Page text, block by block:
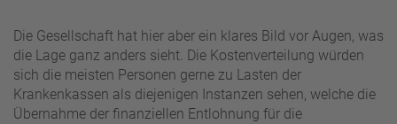
Die Gesellschaft hat hier aber ein klares Bild vor Augen, was
die Lage ganz anders sieht. Die Kostenverteilung würden
sich die meisten Personen gerne zu Lasten der
Krankenkassen als diejenigen Instanzen sehen, welche die
Übernahme der finanziellen Entlohnung für die